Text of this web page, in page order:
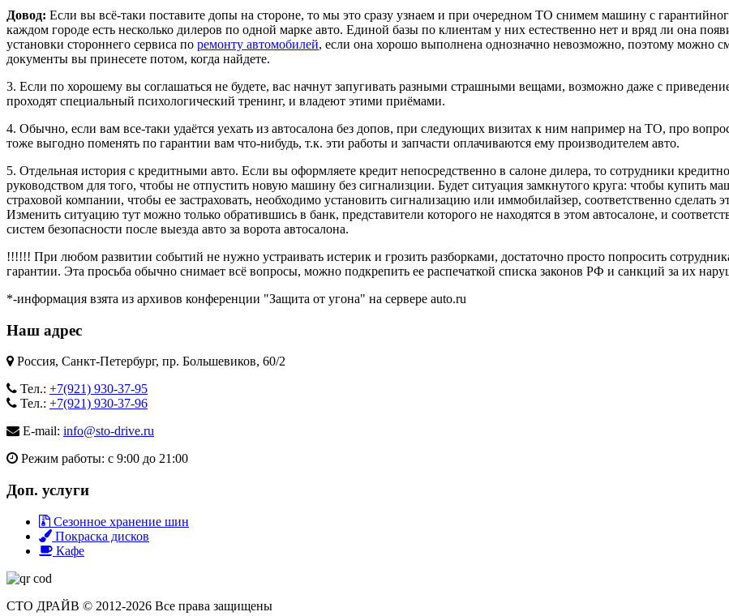
Довод: Если вы всё-таки поставите допы на стороне, то мы это сразу узнаем и при очередном ТО снимем машину с
каждом городе есть несколько дилеров по одной марке авто. Единой базы по клиентам у них естественно нет и вряд ли она
установки стороннего сервиса по ремонту автомобилей, если она хорошо выполнена однозначно невозможно, поэтому можно
документы вы принесете потом, когда найдете.
3. Если по хорошему вы соглашаться не будете, вас начнут запугивать разными страшными вещами, возможно даже с
проходят специальный психологический тренинг, и владеют этими приёмами.
4. Обычно, если вам все-таки удаётся уехать из автосалона без допов, при следующих визитах к ним например на ТО, про
тоже выгодно поменять по гарантии вам что-нибудь, т.к. эти работы и запчасти оплачиваются ему производителем авто.
5. Отдельная история с кредитными авто. Если вы оформляете кредит непосредственно в салоне дилера, то сотрудники
руководством для того, чтобы не отпустить новую машину без сигнализции. Будет ситуация замкнутого круга: чтобы купить
страховой компании, чтобы ее застраховать, необходимо установить сигнализацию или иммобилайзер, соответственно сделать
Изменить ситуацию тут можно только обратившись в банк, представители которого не находятся в этом автосалоне, и
систем безопасности после выезда авто за ворота автосалона.
!!!!!! При любом развитии событий не нужно устраивать истерик и грозить разборками, достаточно просто попросить
гарантии. Эта просьба обычно снимает всё вопросы, можно подкрепить ее распечаткой списка законов РФ и санкций за их
*-информация взята из архивов конференции "Защита от угона" на сервере auto.ru
Наш адрес
Россия, Санкт-Петербург, пр. Большевиков, 60/2
Тел.: +7(921) 930-37-95
Тел.: +7(921) 930-37-96
E-mail: info@sto-drive.ru
Режим работы: с 9:00 до 21:00
Доп. услуги
Сезонное хранение шин
Покраска дисков
Кафе
СТО ДРАЙВ © 2012-2026 Все права защищены